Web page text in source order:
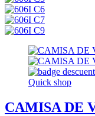
Quick shop
CAMISA DE